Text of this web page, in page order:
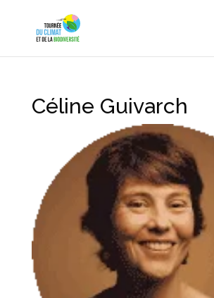
Céline Guivarch